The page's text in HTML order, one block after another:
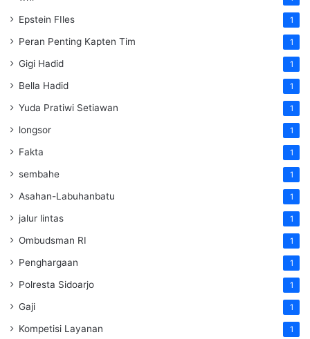
Epstein FIles 1
Peran Penting Kapten Tim 1
Gigi Hadid 1
Bella Hadid 1
Yuda Pratiwi Setiawan 1
longsor 1
Fakta 1
sembahe 1
Asahan-Labuhanbatu 1
jalur lintas 1
Ombudsman RI 1
Penghargaan 1
Polresta Sidoarjo 1
Gaji 1
Kompetisi Layanan 1